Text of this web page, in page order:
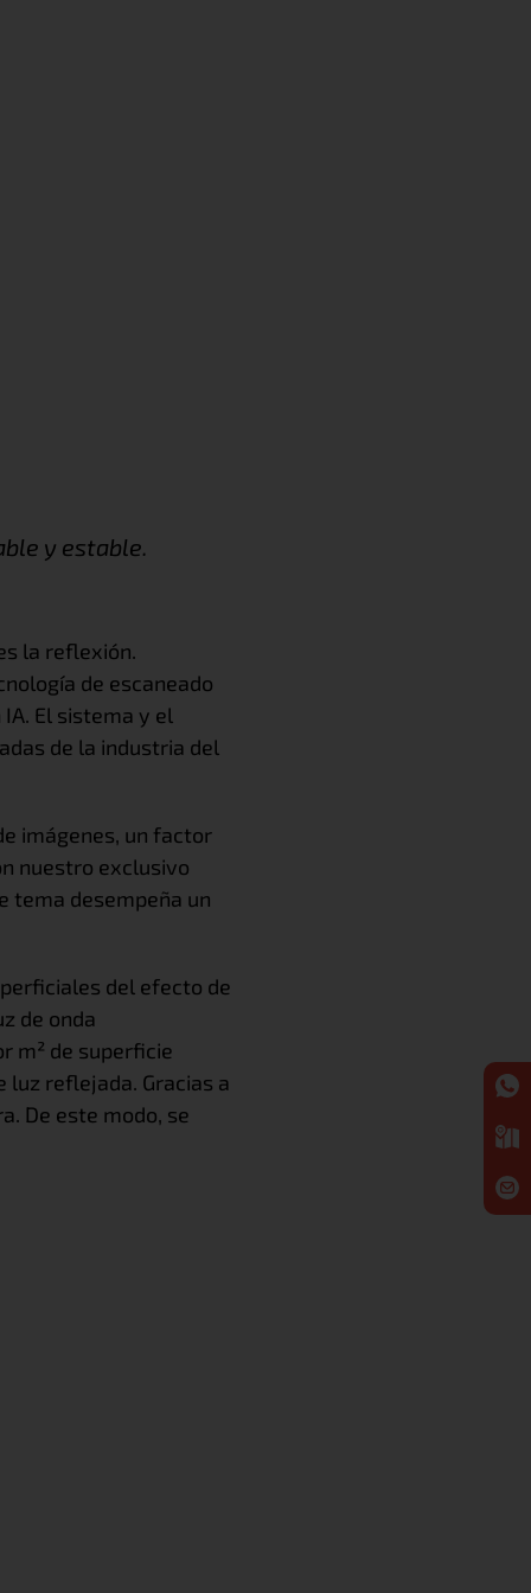
y estable.
la reflexión.
de escaneado
El sistema y el
de la industria del
imágenes, un factor
nuestro exclusivo
tema desempeña un
del efecto de
de onda
m² de superficie
luz reflejada. Gracias a
De este modo, se